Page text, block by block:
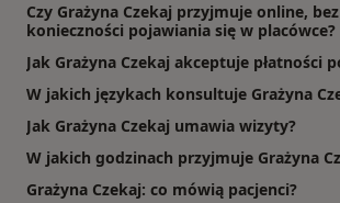
Czy Grażyna Czekaj przyjmuje online, bez
konieczności pojawiania się w placówce?
Jak Grażyna Czekaj akceptuje płatności
W jakich językach konsultuje Grażyna
Jak Grażyna Czekaj umawia wizyty?
W jakich godzinach przyjmuje Grażyna
Grażyna Czekaj: co mówią pacjenci?